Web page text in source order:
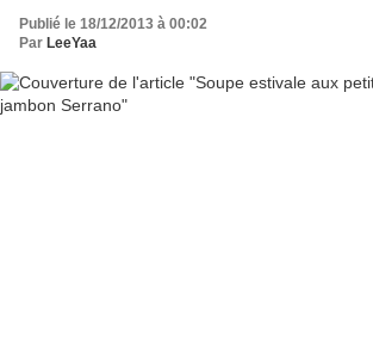
Publié le 18/12/2013 à 00:02
Par LeeYaa